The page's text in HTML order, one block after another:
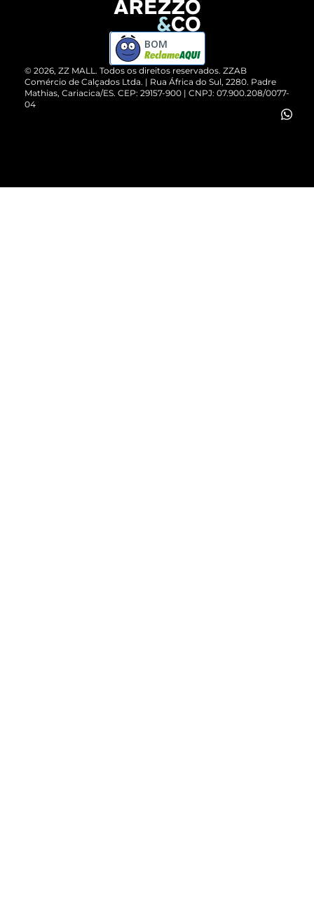
ZZ MALL é confiável
Cartão Presente
Vendas Corporativas
Devolução do Produto
Compre pelo WhatsApp
© 2026, ZZ MALL. Todos os direitos reservados. ZZAB
Comércio de Calçados Ltda. | Rua África do Sul, 2280. Padre
Mathias, Cariacica/ES. CEP: 29157-900 | CNPJ: 07.900.208/0077-
04
BOM